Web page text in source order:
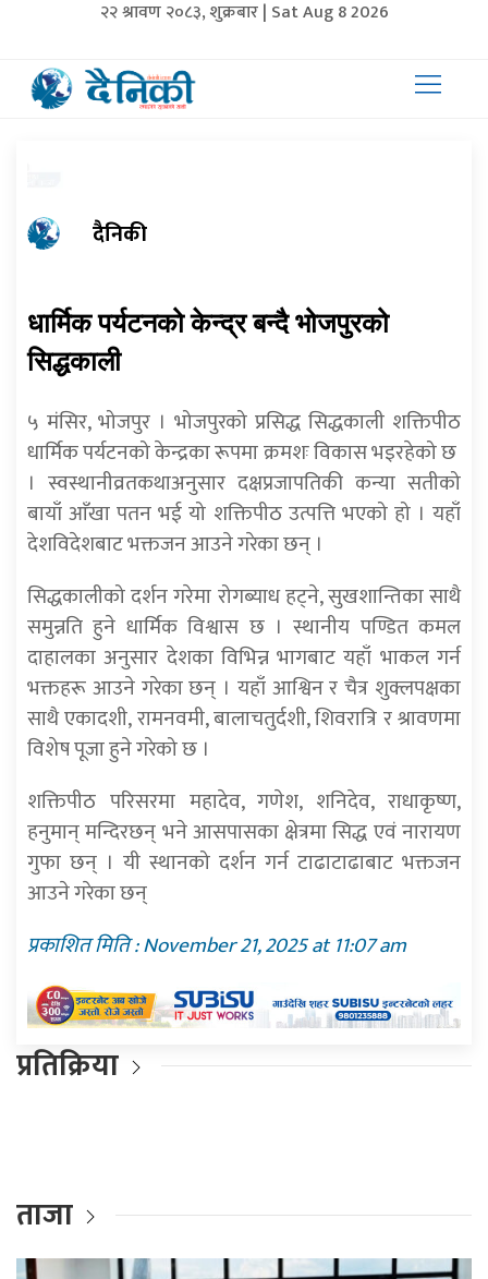
२२ श्रावण २०८३, शुक्रबार | Sat Aug 8 2026
दैनिकी
धार्मिक पर्यटनको केन्द्र बन्दै भोजपुरको
सिद्धकाली
५ मंसिर, भोजपुर । भोजपुरको प्रसिद्ध सिद्धकाली शक्तिपीठ
धार्मिक पर्यटनको केन्द्रका रूपमा क्रमशः विकास भइरहेको छ
। स्वस्थानीव्रतकथाअनुसार दक्षप्रजापतिकी कन्या सतीको
बायाँ आँखा पतन भई यो शक्तिपीठ उत्पत्ति भएको हो । यहाँ
देशविदेशबाट भक्तजन आउने गरेका छन् ।
सिद्धकालीको दर्शन गरेमा रोगब्याध हट्ने, सुखशान्तिका साथै
समुन्नति हुने धार्मिक विश्वास छ । स्थानीय पण्डित कमल
दाहालका अनुसार देशका विभिन्न भागबाट यहाँ भाकल गर्न
भक्तहरू आउने गरेका छन् । यहाँ आश्विन र चैत्र शुक्लपक्षका
साथै एकादशी, रामनवमी, बालाचतुर्दशी, शिवरात्रि र श्रावणमा
विशेष पूजा हुने गरेको छ ।
शक्तिपीठ परिसरमा महादेव, गणेश, शनिदेव, राधाकृष्ण,
हनुमान् मन्दिरछन् भने आसपासका क्षेत्रमा सिद्ध एवं नारायण
गुफा छन् । यी स्थानको दर्शन गर्न टाढाटाढाबाट भक्तजन
आउने गरेका छन्
प्रकाशित मिति : November 21, 2025 at 11:07 am
प्रतिक्रिया
ताजा